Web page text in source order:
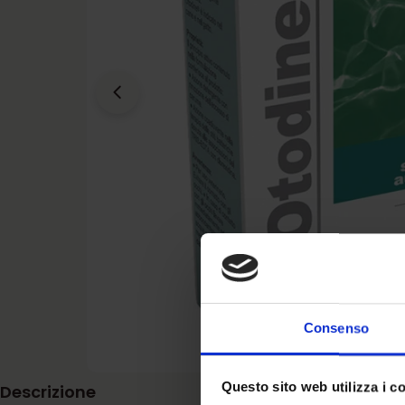
Consenso
Questo sito web utilizza i
Apri supporto 0 in modalità modale
Descrizione